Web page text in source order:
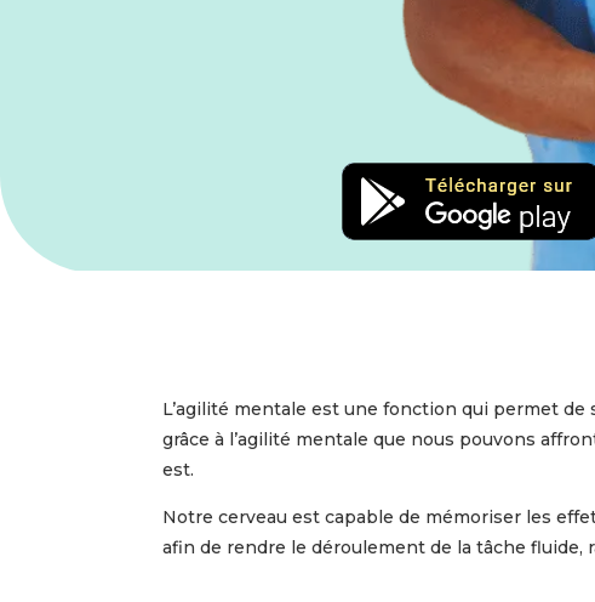
L’agilité mentale est une fonction qui permet de
grâce à l’agilité mentale que nous pouvons
est.
Notre cerveau est capable de mémoriser les
afin de rendre le déroulement de la tâche fluide,